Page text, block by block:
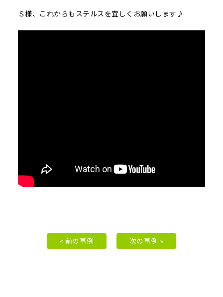
Ｓ様、これからもステルスを宜しくお願いします♪
« 前の事例 次の事例 »